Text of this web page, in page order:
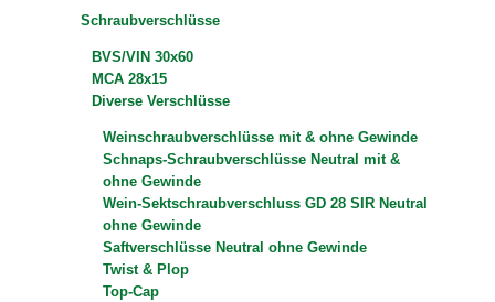
Schraubverschlüsse
BVS/VIN 30x60
MCA 28x15
Diverse Verschlüsse
Weinschraubverschlüsse mit & ohne Gewinde
Schnaps-Schraubverschlüsse Neutral mit &
ohne Gewinde
Wein-Sektschraubverschluss GD 28 SIR Neutral
ohne Gewinde
Saftverschlüsse Neutral ohne Gewinde
Twist & Plop
Top-Cap